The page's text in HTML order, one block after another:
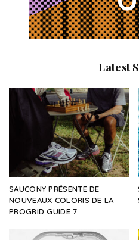
Latest
SAUCONY PRÉSENTE DE
NOUVEAUX COLORIS DE LA
PROGRID GUIDE 7